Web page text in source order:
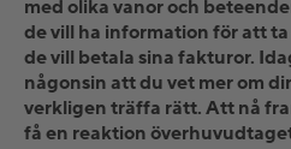
med olika vanor och
de vill ha information för att
de vill betala sina fakturor.
någonsin att du vet mer om
verkligen träffa rätt. Att nå
få en reaktion